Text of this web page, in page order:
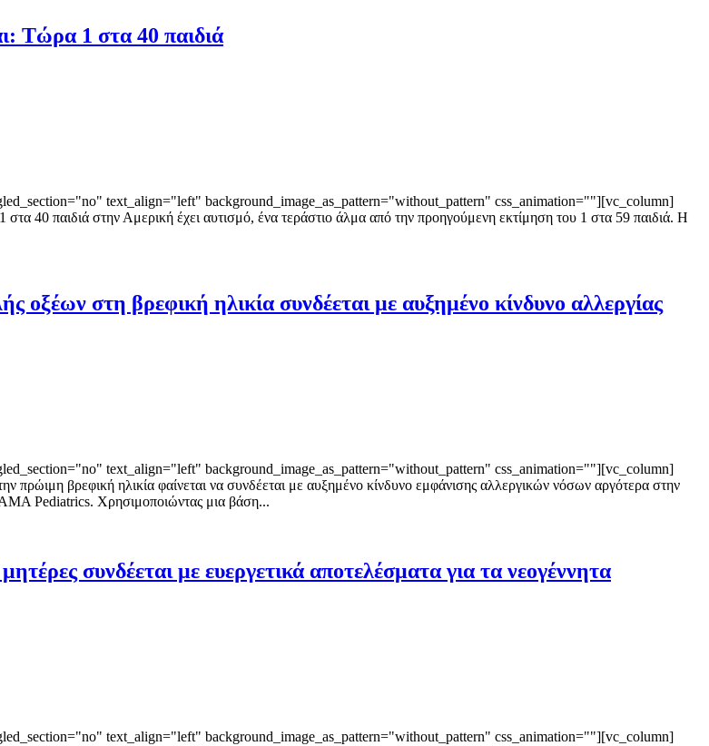
Τώρα 1 στα 40 παιδιά
text_align="left" background_image_as_pattern="without_pattern" css_animation=""][vc_column]
40 παιδιά στην Αμερική έχει αυτισμό, ένα τεράστιο άλμα από την προηγούμενη εκτίμηση του 1 στα 59 παιδιά. Η
οξέων στη βρεφική ηλικία συνδέεται με αυξημένο κίνδυνο αλλεργίας
text_align="left" background_image_as_pattern="without_pattern" css_animation=""][vc_column]
βρεφική ηλικία φαίνεται να συνδέεται με αυξημένο κίνδυνο εμφάνισης αλλεργικών νόσων αργότερα στην
Pediatrics. Χρησιμοποιώντας μια βάση...
συνδέεται με ευεργετικά αποτελέσματα για τα νεογέννητα
text_align="left" background_image_as_pattern="without_pattern" css_animation=""][vc_column]